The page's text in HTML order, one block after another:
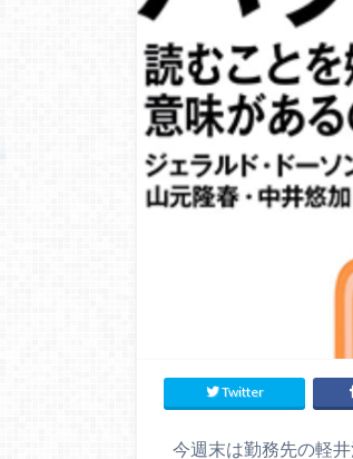
Twitter
今週末は勤務先の軽